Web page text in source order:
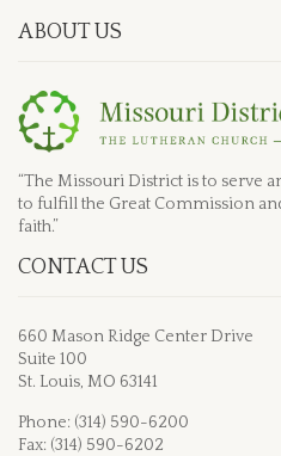
ABOUT US
“The Missouri District is to serve
to fulfill the Great Commission
faith.”
CONTACT US
660 Mason Ridge Center Drive
Suite 100
St. Louis, MO 63141
Phone: (314) 590-6200
Fax: (314) 590-6202